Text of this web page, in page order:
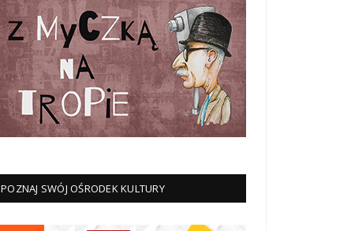
POZNAJ SWÓJ OŚRODEK KULTURY